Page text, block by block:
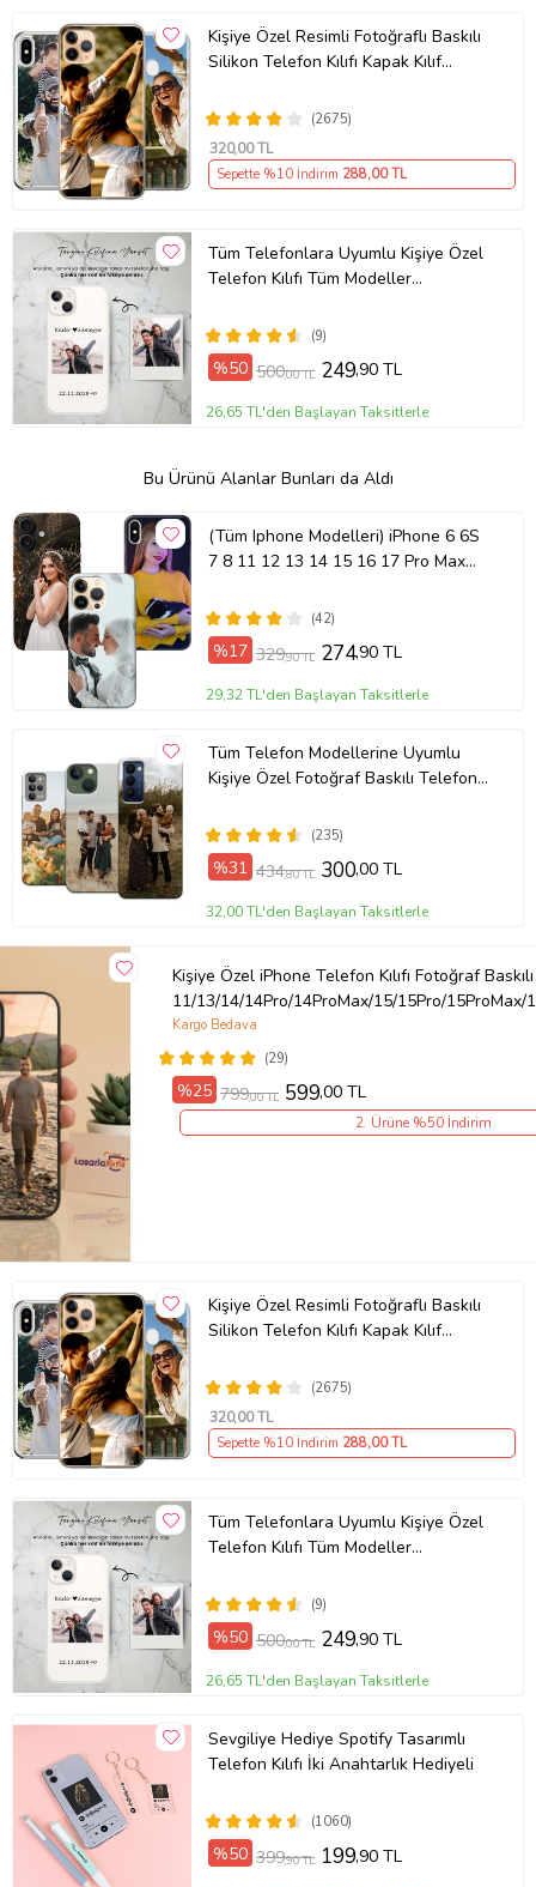
Kişiye Özel Resimli Fotoğraflı Baskılı
Silikon Telefon Kılıfı Kapak Kılıf
(2675)
320,00 TL
Sepette %10 İndirim 288,00 TL
Tüm Telefonlara Uyumlu Kişiye Özel
Telefon Kılıfı Tüm Modeller
(9)
%50 500,00 TL 249,90 TL
26,65 TL'den Başlayan Taksitlerle
Bu Ürünü Alanlar Bunları da Aldı
(Tüm Iphone Modelleri) iPhone 6 6S
7 8 11 12 13 14 15 16 17 Pro Max
Fotoğraflı Kılıf(42)
%17 329,90 TL 274,90 TL
29,32 TL'den Başlayan Taksitlerle
Tüm Telefon Modellerine Uyumlu
Kişiye Özel Fotoğraf Baskılı Telefon
(235)
%31 434,80 TL 300,00 TL
32,00 TL'den Başlayan Taksitlerle
Kişiye Özel iPhone Telefon Kılıfı Fotoğraf Baskılı
11/13/14/14Pro/14ProMax/15/15Pro/
(29)
Kargo Bedava
%25 799,00 TL 599,00 TL
2. Ürüne %50 İndirim
Kişiye Özel Resimli Fotoğraflı Baskılı
Silikon Telefon Kılıfı Kapak Kılıf
(2675)
320,00 TL
Sepette %10 İndirim 288,00 TL
Tüm Telefonlara Uyumlu Kişiye Özel
Telefon Kılıfı Tüm Modeller
(9)
%50 500,00 TL 249,90 TL
26,65 TL'den Başlayan Taksitlerle
Sevgiliye Hediye Spotify Tasarımlı
Telefon Kılıfı İki Anahtarlık Hediyeli
(1060)
%50 399,90 TL 199,90 TL